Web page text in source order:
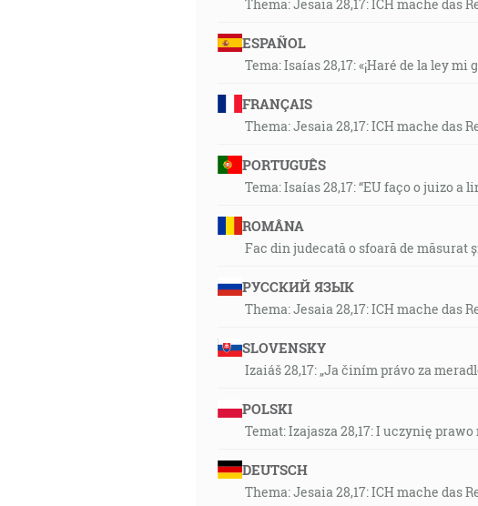
Thema: Jesaia 28,17: ICH mache
ESPAÑOL
Tema: Isaías 28,17: «¡Haré de la ley
FRANÇAIS
Thema: Jesaia 28,17: ICH mache
PORTUGUÊS
Tema: Isaías 28,17: “EU faço o juizo
ROMÂNA
Fac din judecată o sfoară de măsurat
РУССКИЙ ЯЗЫК
Thema: Jesaia 28,17: ICH mache
SLOVENSKY
Izaiáš 28,17: „Ja činím právo za
POLSKI
Temat: Izajasza 28,17: I uczynię
DEUTSCH
Thema: Jesaia 28,17: ICH mache